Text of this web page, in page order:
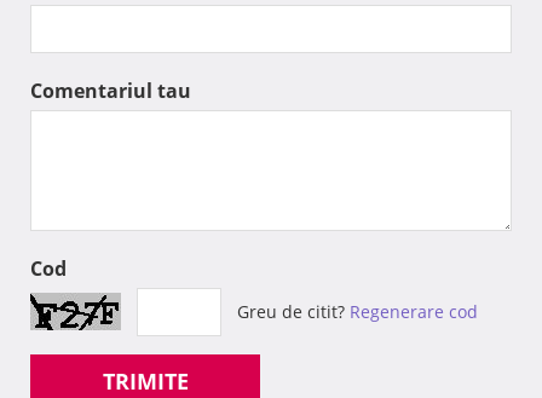
Comentariul tau
Cod
Greu de citit? Regenerare cod
TRIMITE